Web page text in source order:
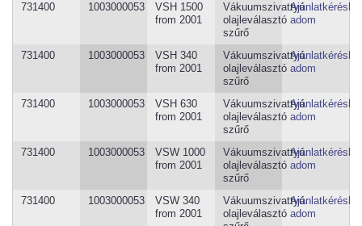
731400 1003000053
VSH 1500
from 2001
Vákuumszivattyú
olajleválasztó
szűrő
adom
731400 1003000053
VSH 340
from 2001
Vákuumszivattyú
olajleválasztó
szűrő
adom
731400 1003000053
VSH 630
from 2001
Vákuumszivattyú
olajleválasztó
szűrő
adom
731400 1003000053
VSW 1000
from 2001
Vákuumszivattyú
olajleválasztó
szűrő
adom
731400 1003000053
VSW 340
from 2001
Vákuumszivattyú
olajleválasztó adom